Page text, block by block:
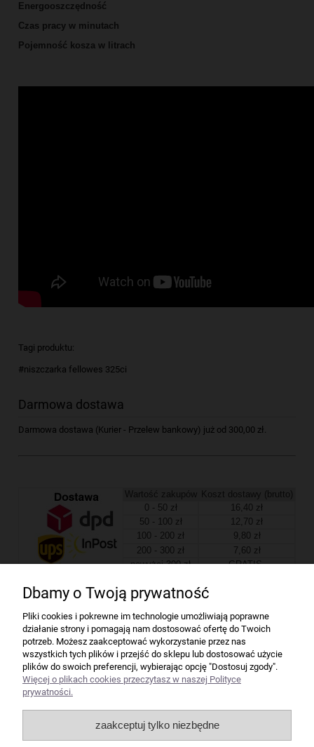
Energooszczędność
Czas pracy w minutach
Pojemność kosza w litrach
Tagi produktu:
#niszczarka fellowes 325ci
Darmowa dostawa
Darmowa dostawa (Kurier - Przelew bankowy) już od 300,00 zł.
Wartość zakupów Koszt dostawy (brutto)
0 - 50 zł
16,40 zł
50 - 100 zł
12,70 zł
100 - 200 zł
9,80 zł
200 - 300 zł
7,60 zł
powyżej 300 zł
GRATIS
Firma
Bindownice wg producentów
Niszczarki wg producentów
Liczarki pieniędzy
Dbamy o Twoją prywatność
Pliki cookies i pokrewne im technologie umożliwiają poprawne
działanie strony i pomagają nam dostosować ofertę do Twoich
potrzeb. Możesz zaakceptować wykorzystanie przez nas
wszystkich tych plików i przejść do sklepu lub dostosować użycie
plików do swoich preferencji, wybierając opcję "Dostosuj zgody".
Więcej o plikach cookies przeczytasz w naszej Polityce
prywatności.
zaakceptuj tylko niezbędne